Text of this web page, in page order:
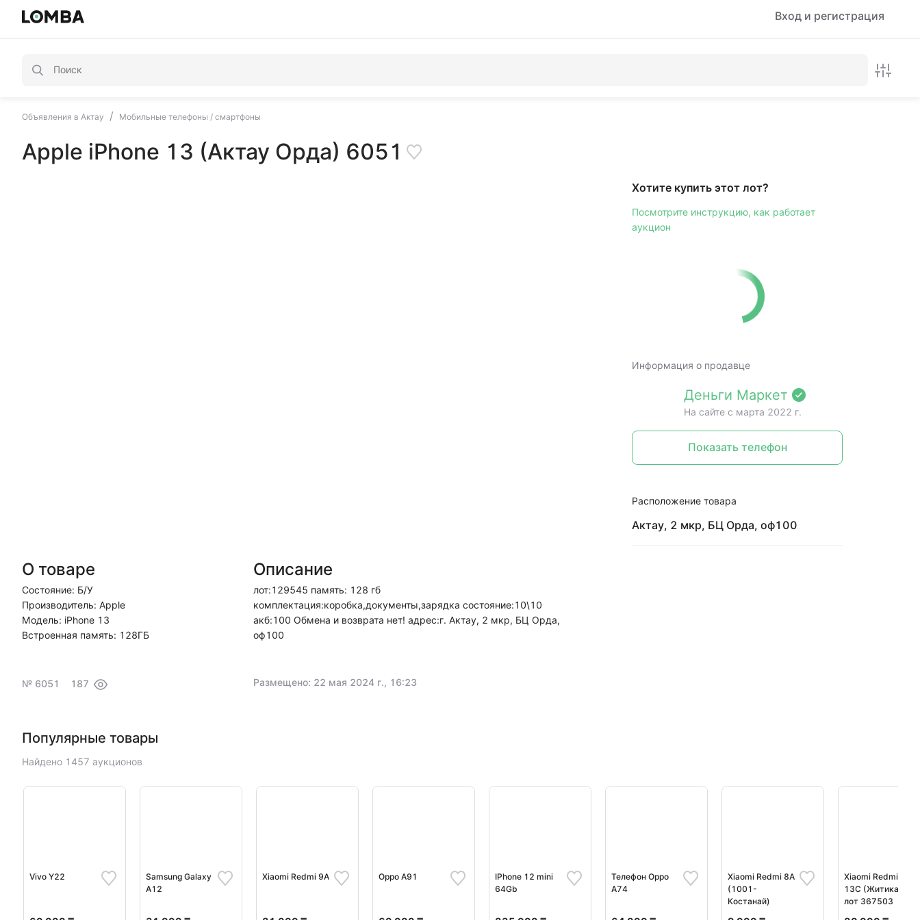
Вход и регистрация
Объявления в Актау / Мобильные телефоны / смартфоны
Apple iPhone 13 (Актау Орда) 6051
Хотите купить этот лот?
Посмотрите инструкцию, как работает
аукцион
Информация о продавце
Деньги Маркет
На сайте c марта 2022 г.
Показать телефон
Расположение товара
Актау, 2 мкр, БЦ Орда, оф100
О товаре
Состояние: Б/У
Производитель: Apple
Модель: iPhone 13
Встроенная память: 128ГБ
Описание
лот:129545 память: 128 гб
комплектация:коробка,документы,зарядка состояние:10\10
акб:100 Обмена и возврата нет! адрес:г. Актау, 2 мкр, БЦ Орда,
оф100
№ 6051 187 Размещено: 22 мая 2024 г., 16:23
Популярные товары
Найдено 1457 аукционов
Vivo Y22
Samsung Galaxy
A12
Xiaomi Redmi 9A Oppo A91
IPhone 12 mini
64Gb
Телефон Oppo
A74
Xiaomi Redmi 8A
(1001-
Костанай)
Xiaomi Redmi
13C (Житикара)
лот 367503